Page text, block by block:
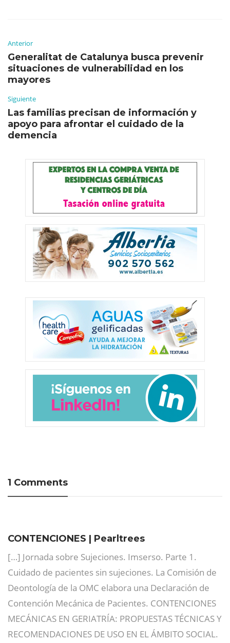
Anterior
Generalitat de Catalunya busca prevenir
situaciones de vulnerabilidad en los
mayores
Siguiente
Las familias precisan de información y
apoyo para afrontar el cuidado de la
demencia
1 Comments
CONTENCIONES | Pearltrees
[…] Jornada sobre Sujeciones. Imserso. Parte 1.
Cuidado de pacientes sin sujeciones. La Comisión de
Deontología de la OMC elabora una Declaración de
Contención Mecánica de Pacientes. CONTENCIONES
MECÁNICAS EN GERIATRÍA: PROPUESTAS TÉCNICAS Y
RECOMENDACIONES DE USO EN EL ÁMBITO SOCIAL.